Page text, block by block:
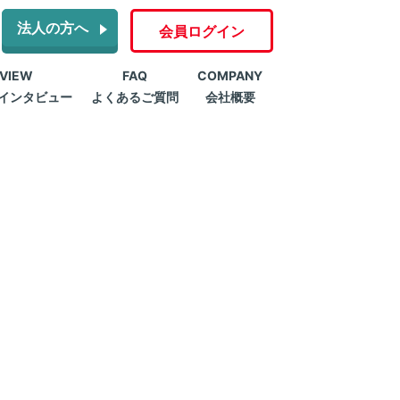
法人の方へ 会員ログイン
ンタビュー
FAQ
よくあるご質問
COMPANY
会社概要